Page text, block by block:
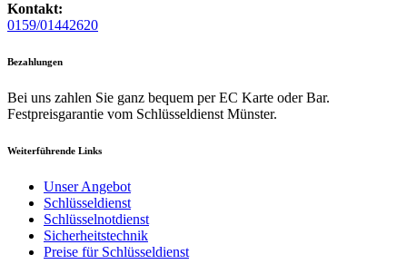
Kontakt:
0159/01442620
Bezahlungen
Bei uns zahlen Sie ganz bequem per EC Karte oder Bar.
Festpreisgarantie vom Schlüsseldienst Münster.
Weiterführende Links
Unser Angebot
Schlüsseldienst
Schlüsselnotdienst
Sicherheitstechnik
Preise für Schlüsseldienst